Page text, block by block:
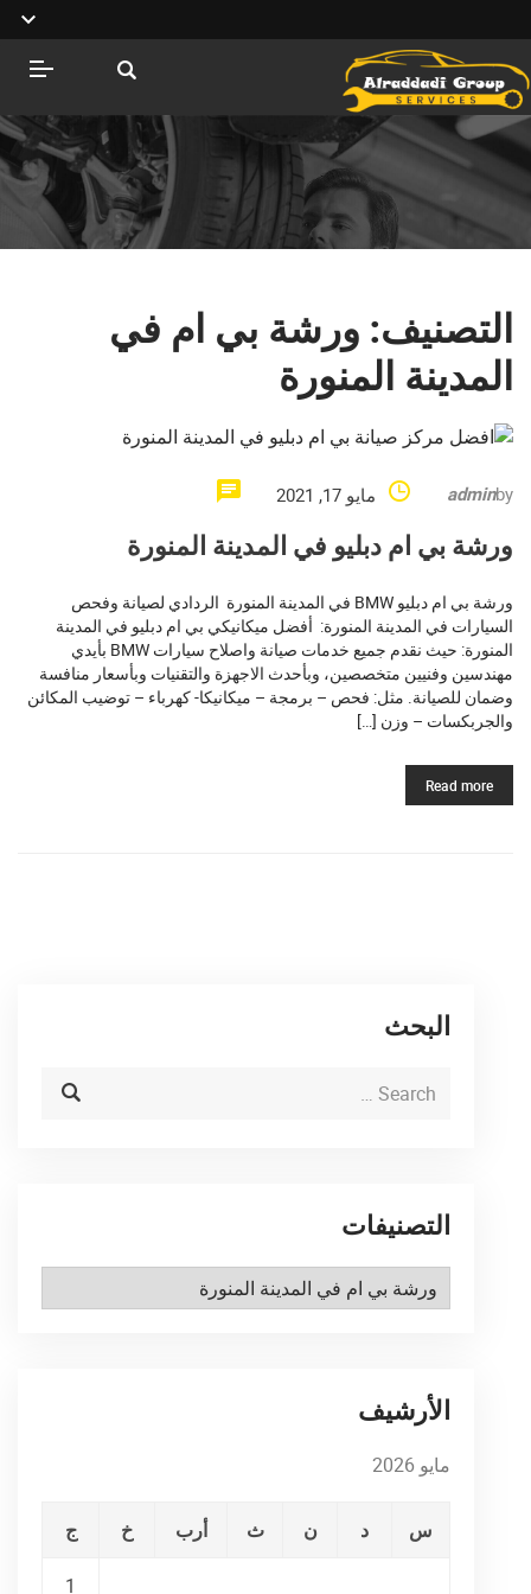
التصنيف: ورشة بي ام في
المدينة المنورة
by
admin مايو 17, 2021
ورشة بي ام دبليو في المدينة المنورة
ورشة بي ام دبليو BMW في المدينة المنورة الردادي لصيانة وفحص
السيارات في المدينة المنورة: أفضل ميكانيكي بي ام دبليو في المدينة
المنورة: حيث نقدم جميع خدمات صيانة واصلاح سيارات BMW بأيدي
مهندسين وفنيين متخصصين، وبأحدث الاجهزة والتقنيات وبأسعار منافسة
وضمان للصيانة. مثل: فحص – برمجة – ميكانيكا- كهرباء – توضيب المكائن
والجربكسات – وزن […]
Read more
البحث
التصنيفات
التصنيفات
الأرشيف
مايو 2026
س د ن ث أرب خ ج
1